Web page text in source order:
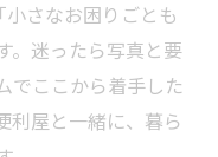
さなお困りごとも
。迷ったら写真と要
でここから着手した
利屋と一緒に、暮ら